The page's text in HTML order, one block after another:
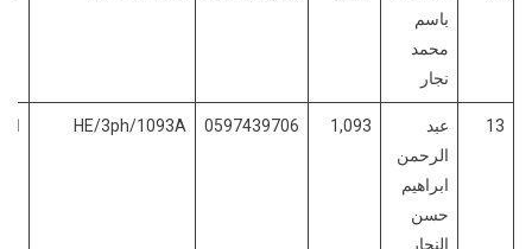
باسم
محمد
نجار
13
عبد
الرحمن
ابراهيم
حسن
النجار
1,093
0597439706
HE/3ph/1093A